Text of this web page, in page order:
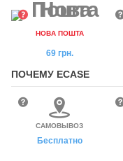
НОВА ПОШТА
69 грн.
ПОЧЕМУ ECASE
САМОВЫВОЗ
Бесплатно